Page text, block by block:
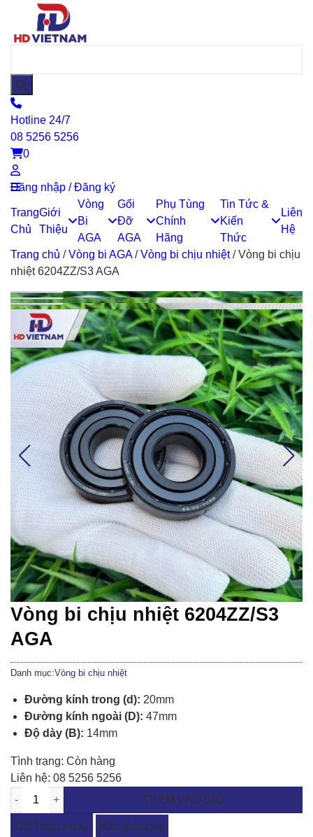
Hotline 24/7
08 5256 5256
0
Đăng nhập / Đăng ký
Trang
Chủ
Giới
Thiệu
Vòng
Bi
AGA
Gối
Đỡ
AGA
Phụ Tùng
Chính
Hãng
Tin Tức &
Kiến
Thức
Liên
Hệ
Trang chủ /Vòng bi AGA/Vòng bi chịu nhiệt/Vòng bi chịu
nhiệt 6204ZZ/S3 AGA
Vòng bi chịu nhiệt 6204ZZ/S3
AGA
Danh mục:Vòng bi chịu nhiệt
Đường kính trong (d): 20mm
Đường kính ngoài (D): 47mm
Độ dày (B): 14mm
Tình trạng: Còn hàng
Liên hệ: 08 5256 5256
THÊM VÀO GIỎ
Đặt hàng ngay
Báo giá ngay